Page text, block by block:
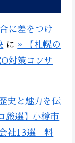
に差をつけ
に » 【札幌の
対策コンサ
史と魅力を伝
厳選】小樽市
社13選｜料